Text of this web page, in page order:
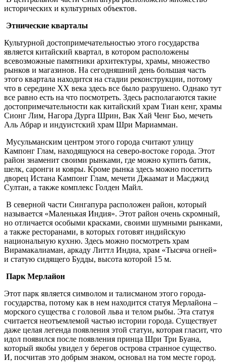
исторических и культурных объектов.
Этнические кварталы
Культурной достопримечательностью этого государства
является китайский квартал, в котором расположены
всевозможные памятники архитектуры, храмы, множество
рынков и магазинов. На сегодняшний день большая часть
этого квартала находится на стадии реконструкции, потому
что в середине XX века здесь все было разрушено. Однако тут
все равно есть на что посмотреть. Здесь располагаются такие
достопримечательности как китайский храм Тиан кенг, храмы
Сионг Лим, Нагора Дурга Шрин, Вак Хай Ченг Бьо, мечеть
Аль Абрар и индуистский храм Шри Мариамман.
Мусульманским центром этого города считают улицу
Кампонг Глам, находящуюся на северо-востоке города. Этот
район знаменит своими рынками, где можно купить батик,
шелк, саронги и ковры. Кроме рынка здесь можно посетить
дворец Истана Кампонг Глам, мечети Джаамат и Масджид
Султан, а также комплекс Голден Майл.
В северной части Сингапура расположен район, который
называется «Маленькая Индия». Этот район очень скромный,
но отличается особыми красками, своими шумными рынками,
а также ресторанами, в которых готовят индийскую
национальную кухню. Здесь можно посмотреть храм
Вирамакалиаман, аркаду Литтл Индиа, храм «Тысяча огней»
и статую сидящего Будды, высота которой 15 м.
Парк Мерлайон
Этот парк является символом и талисманом этого города-
государства, потому как в нем находится статуя Мерлайона –
морского существа с головой льва и телом рыбы. Эта статуя
считается неотъемлемой частью истории города. Существует
даже целая легенда появления этой статуи, которая гласит, что
идол появился после появления принца Шри Три Буана,
который якобы увидел у берегов острова странное существо.
И, посчитав это добрым знаком, основал на том месте город.